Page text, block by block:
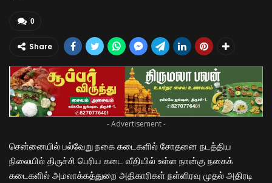
0
Share
- Advertisement -
சென்னையில் பல்வேறு நகை கடைகளில் சோதனை நடத்திய
நிலையில் திருச்சி பெரிய கடை வீதியில் உள்ள நான்கு நகைக்
கடைகளில் அமலாக்கத்துறை அதிகாரிகள் நள்ளிரவு முதல் அதிரடி